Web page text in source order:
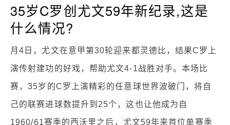
35岁C罗创尤文59年新纪录,这是
什么情况?
月4日，尤文在意甲第30轮迎来都灵德比，结果C罗上
演传射建功的好戏，帮助尤文4-1战胜对手。本场比
赛，35岁的C罗上演精彩的任意球世界波破门，将自
己的联赛进球数提升到25个，这也让他成为自
1960/61赛季的西沃里之后，尤文59年来首位单赛季